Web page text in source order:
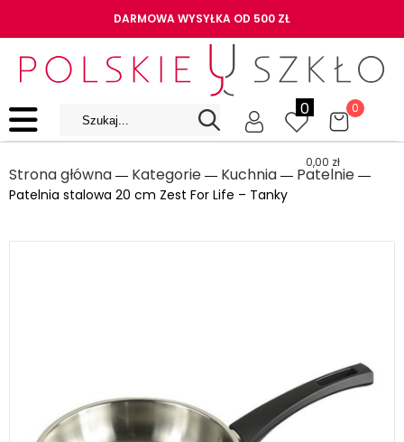
DARMOWA WYSYŁKA OD 500 ZŁ
0 0
0,00 zł
Strona główna ― Kategorie ― Kuchnia ― Patelnie ―
Patelnia stalowa 20 cm Zest For Life – Tanky